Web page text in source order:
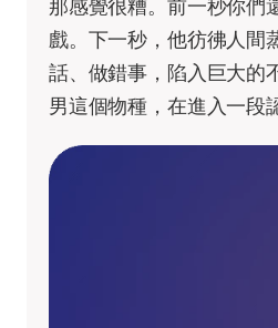
那感覺很糟。前一秒你們
戲。下一秒，他彷彿人間
話、做錯事，陷入巨大的
男這個物種，在進入一段